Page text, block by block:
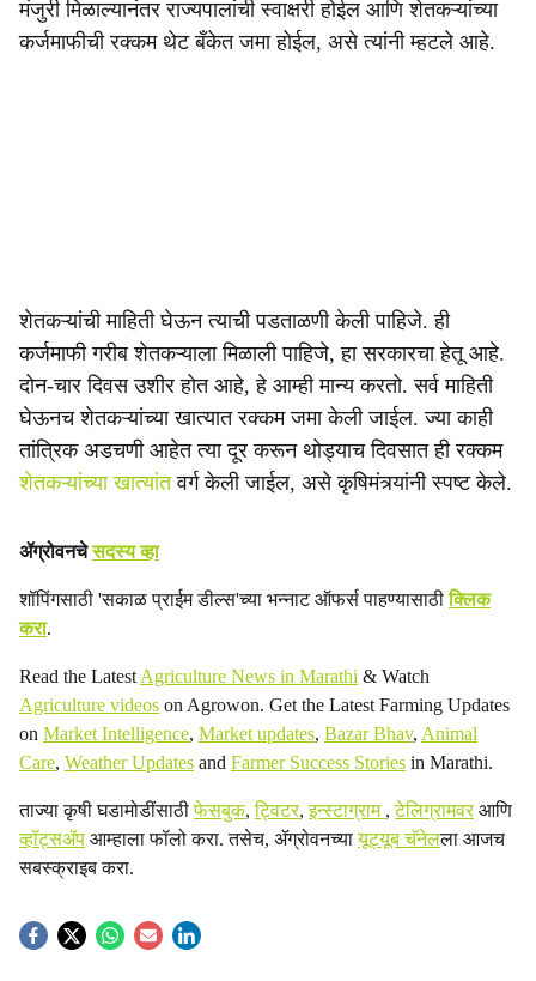
मंजुरी मिळाल्यानंतर राज्यपालांची स्वाक्षरी होईल आणि शेतकऱ्यांच्या
कर्जमाफीची रक्कम थेट बँकेत जमा होईल, असे त्यांनी म्हटले आहे.
शेतकऱ्यांची माहिती घेऊन त्याची पडताळणी केली पाहिजे. ही
कर्जमाफी गरीब शेतकऱ्याला मिळाली पाहिजे, हा सरकारचा हेतू आहे.
दोन-चार दिवस उशीर होत आहे, हे आम्ही मान्य करतो. सर्व माहिती
घेऊनच शेतकऱ्यांच्या खात्यात रक्कम जमा केली जाईल. ज्या काही
तांत्रिक अडचणी आहेत त्या दूर करून थोड्याच दिवसात ही रक्कम
शेतकऱ्यांच्या खात्यांतवर्ग केली जाईल, असे कृषिमंत्र्यांनी स्पष्ट केले.
ॲग्रोवनचेसदस्य व्हा
शॉपिंगसाठी 'सकाळ प्राईम डील्स'च्या भन्नाट ऑफर्स पाहण्यासाठीक्लिक
करा.
Read the Latest Agriculture News in Marathi & Watch
Agriculture videos on Agrowon. Get the Latest Farming Updates
on Market Intelligence, Market updates, Bazar Bhav, Animal
Care, Weather Updates and Farmer Success Stories in Marathi.
ताज्या कृषी घडामोडींसाठीफेसबुक,ट्विटर,इन्स्टाग्राम ,टेलिग्रामवरआणि
व्हॉट्सॲप आम्हाला फॉलो करा. तसेच, ॲग्रोवनच्यायूट्यूब चॅनेलला आजच
सबस्क्राइब करा.